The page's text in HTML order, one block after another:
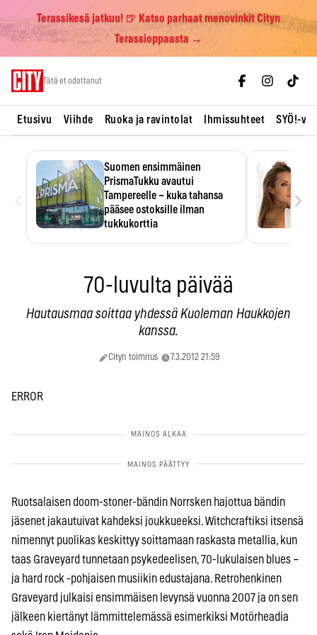
Terassikesä jatkuu! 🍺 Katso parhaat menovinkit Cityn
Terassioppaasta →
Tätä et odottanut
Etusivu Viihde Ruoka ja ravintolat Ihmissuhteet SYÖ!-
Suomen ensimmäinen
PrismaTukku avautui
Tampereelle – kuka tahansa
pääsee ostoksille ilman
tukkukorttia
›
70-luvulta päivää
Hautausmaa soittaa yhdessä Kuoleman Haukkojen
kanssa.
Cityn toimitus 7.3.2012 21:59
ERROR
Ruotsalaisen doom-stoner-bändin Norrsken hajottua bändin
jäsenet jakautuivat kahdeksi joukkueeksi. Witchcraftiksi itsensä
nimennyt puolikas keskittyy soittamaan raskasta metallia, kun
taas Graveyard tunnetaan psykedeelisen, 70-lukulaisen blues –
ja hard rock -pohjaisen musiikin edustajana. Retrohenkinen
Graveyard julkaisi ensimmäisen levynsä vuonna 2007 ja on sen
jälkeen kiertänyt lämmittelemässä esimerkiksi Motörheadia